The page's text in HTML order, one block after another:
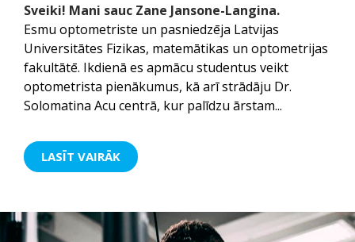
Sveiki! Mani sauc Zane Jansone-Langina.
Esmu optometriste un pasniedzēja Latvijas
Universitātes Fizikas, matemātikas un optometrijas
fakultātē. Ikdienā es apmācu studentus veikt
optometrista pienākumus, kā arī strādāju Dr.
Solomatina Acu centrā, kur palīdzu ārstam...
LASĪT VAIRĀK